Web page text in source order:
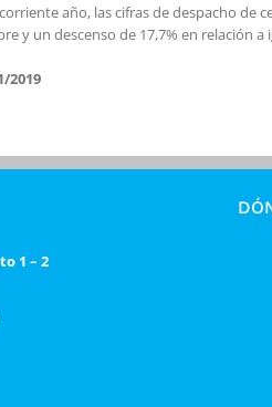
año, las cifras de despacho
y un descenso de 17,7% en relación a
2019
1 – 2